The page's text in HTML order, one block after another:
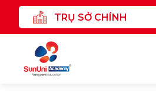
Chuyển
nội
TRỤ SỞ CHÍNH